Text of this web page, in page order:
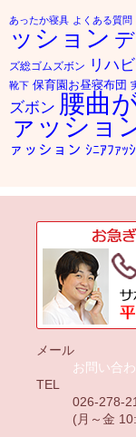
あったか寝具 よくある質問
ッション
ズ総ゴムズボン
リハ
靴下 保育園お昼寝布団
ズボン 腰曲
ァッショ
ァッション ｼﾆｱﾌｧｯ
メール
お問い合
TEL
026-278-
(月～金